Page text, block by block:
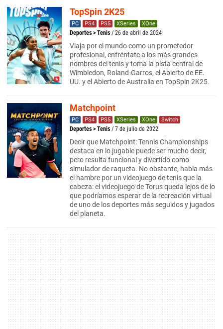
TopSpin 2K25
PC PS4 PS5 XSeries XOne
Deportes > Tenis / 26 de abril de 2024
Viaja por el mundo como un prometedor
profesional, enfréntate a los más grandes
nombres del tenis y toma la pista central de
Wimbledon, Roland-Garros, el Abierto de EE.
UU. y el Abierto de Australia en TopSpin 2K25.
Matchpoint
PC PS4 PS5 XSeries XOne Switch
Deportes > Tenis / 7 de julio de 2022
Decir que Matchpoint: Tennis Championships
destaca en lo jugable puede ser mucho decir,
pero resulta funcional y divertido como
simulador de raqueta. No obstante, habla más
el hambre por un videojuego de tenis que la
cabeza: el videojuego de Torus queda lejos de lo
que podríamos esperar de la recreación virtual
de uno de los deportes más seguidos y jugados
del planeta.